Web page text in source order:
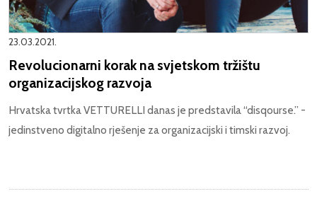
23.03.2021.
Revolucionarni korak na svjetskom tržištu
organizacijskog razvoja
Hrvatska tvrtka VETTURELLI danas je predstavila “disqourse.” -
jedinstveno digitalno rješenje za organizacijski i timski razvoj.